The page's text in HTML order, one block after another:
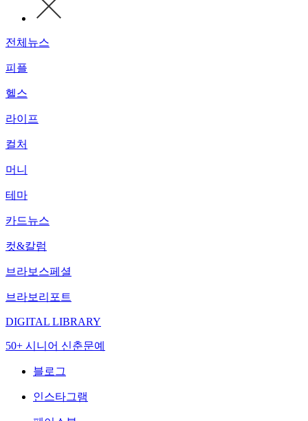
전체뉴스
피플
헬스
라이프
컬처
머니
테마
카드뉴스
컷&칼럼
브라보스페셜
브라보리포트
DIGITAL LIBRARY
50+ 시니어 신춘문예
블로그
인스타그램